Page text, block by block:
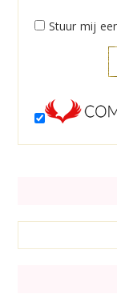
Stuur mij
Sidebar
Search...